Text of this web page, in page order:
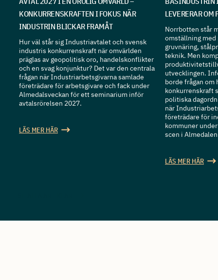
KONKURRENSKRAFTEN I FOKUS NÄR
INDUSTRIN BLICKAR FRAMÅT
Hur väl står sig Industriavtalet och svensk
industris konkurrenskraft när omvärlden
präglas av geopolitisk oro, handelskonflikter
och en svag konjunktur? Det var den centrala
frågan när Industriarbetsgivarna samlade
företrädare för arbetsgivare och fack under
Almedalsveckan för ett seminarium inför
avtalsrörelsen 2027.
LÄS MER HÄR
LEVERERAR
Norrbotten står
omställning
gruvnäring,
teknik. Men
utvecklingen.
borde frågan om
konkurrenskraft
politiska
när
företrädare för
kommuner
scen i
LÄS MER HÄR